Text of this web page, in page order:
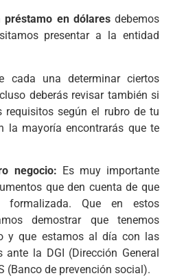
préstamo en dólaresdebemos
presentar a la entidad
cada una determinar ciertos
deberás revisar también si
requisitos según el rubro de tu
la mayoría encontrarás que te
negocio: Es muy importante
que den cuenta de que
formalizada. Que en estos
demostrar que tenemos
y que estamos al día con las
ante la DGI (Dirección General
(Banco de prevención social).